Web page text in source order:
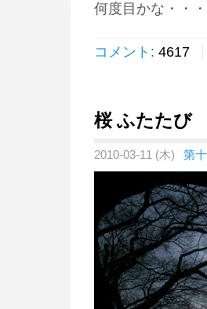
何度目かな・・・
コメント : 4617
桜 ふたたび
2010-03-11 (木) 第